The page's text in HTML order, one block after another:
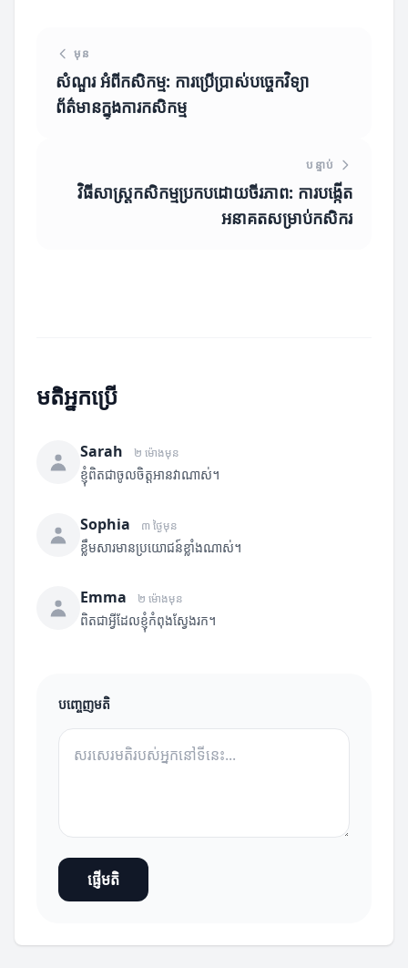
មុន
សំណួរ អំពីកសិកម្ម: ការប្រើប្រាស់បច្ចេកវិទ្យា
ព័ត៌មានក្នុងការកសិកម្ម
បន្ទាប់
វិធីសាស្ត្រកសិកម្មប្រកបដោយចីរភាព: ការបង្កើត
អនាគតសម្រាប់កសិករ
មតិអ្នកប្រើ
Sarah ២ ម៉ោងមុន
ខ្ញុំពិតជាចូលចិត្តអានវាណាស់។
Sophia ៣ ថ្ងៃមុន
ខ្លឹមសារមានប្រយោជន៍ខ្លាំងណាស់។
Emma ២ ម៉ោងមុន
ពិតជាអ្វីដែលខ្ញុំកំពុងស្វែងរក។
បញ្ចេញមតិ
ផ្ញើមតិ